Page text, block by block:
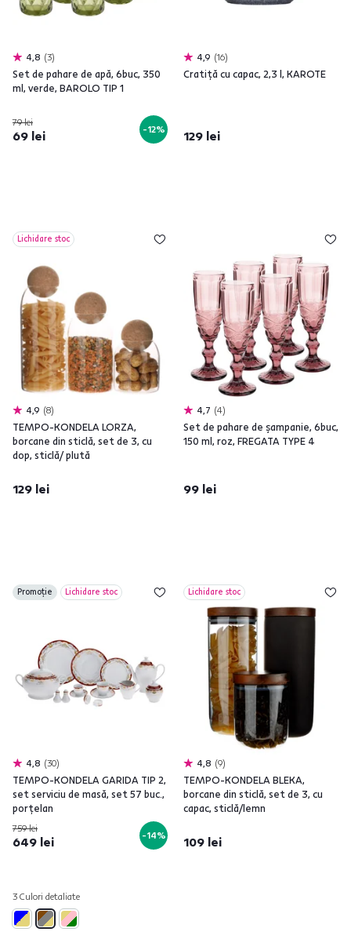
4,8 3
Set de pahare de apă, 6buc, 350
ml, verde, BAROLO TIP 1
79 lei
69 lei -12%
4,9 16
Cratiţă cu capac, 2,3 l, KAROTE
129 lei
Lichidare stoc
4,9 8
TEMPO-KONDELA LORZA,
borcane din sticlă, set de 3, cu
dop, sticlă/ plută
129 lei
4,7 4
Set de pahare de şampanie, 6buc,
150 ml, roz, FREGATA TYPE 4
99 lei
Promoție Lichidare stoc
4,8 30
TEMPO-KONDELA GARIDA TIP 2,
set serviciu de masă, set 57 buc.,
porţelan
759 lei
649 lei -14%
3 Culori detaliate
Lichidare stoc
4,8 9
TEMPO-KONDELA BLEKA,
borcane din sticlă, set de 3, cu
capac, sticlă/lemn
109 lei